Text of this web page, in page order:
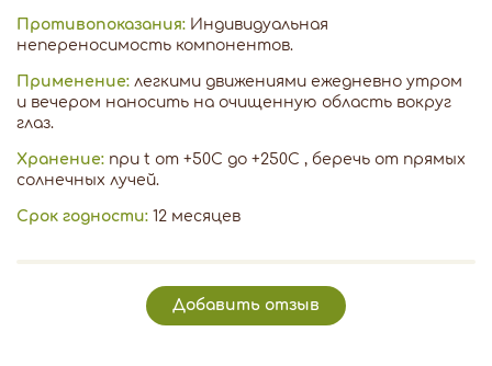
Противопоказания: Индивидуальная
непереносимость компонентов.
Применение: легкими движениями ежедневно утром
и вечером наносить на очищенную область вокруг
глаз.
Хранение: при t от +50С до +250С , беречь от прямых
солнечных лучей.
Срок годности: 12 месяцев
Добавить отзыв